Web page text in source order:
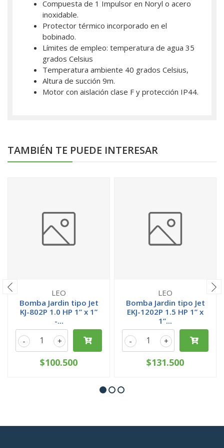
Compuesta de 1 Impulsor en Noryl o acero
inoxidable.
Protector térmico incorporado en el
bobinado.
Límites de empleo: temperatura de agua 35
grados Celsius
Temperatura ambiente 40 grados Celsius,
Altura de succión 9m.
Motor con aislación clase F y protección IP44.
TAMBIÉN TE PUEDE INTERESAR
LEO
Bomba Jardin tipo Jet
KJ-802P 1.0 HP 1” x 1”
-...
+
-
$100.500
LEO
Bomba Jardin tipo Jet
EKJ-1202P 1.5 HP 1” x
1”...
+
-
$131.500